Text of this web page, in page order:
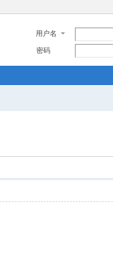
用户名
密码